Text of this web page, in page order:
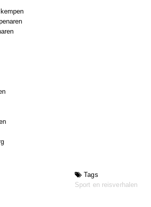
Tags
Sport en reisverhalen